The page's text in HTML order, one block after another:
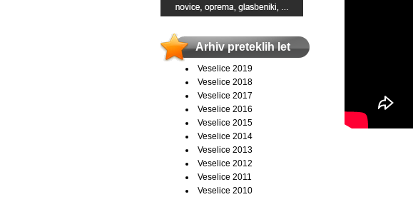
Arhiv preteklih let
Veselice 2019
Veselice 2018
Veselice 2017
Veselice 2016
Veselice 2015
Veselice 2014
Veselice 2013
Veselice 2012
Veselice 2011
Veselice 2010